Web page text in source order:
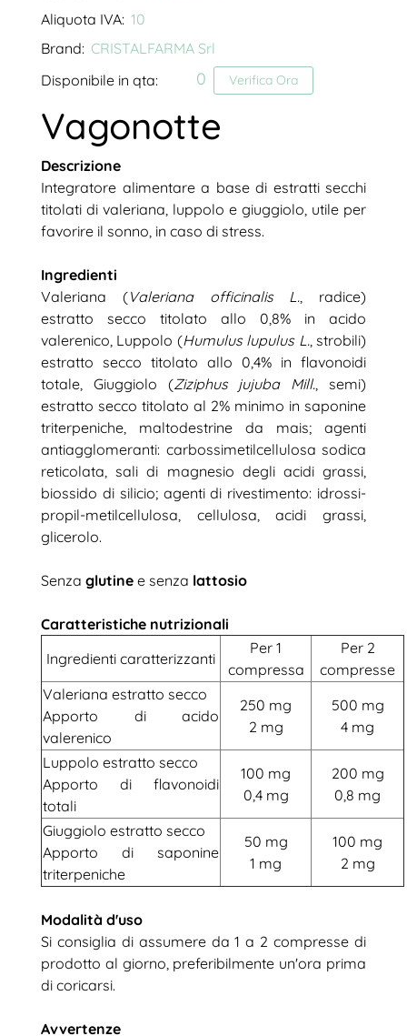
Aliquota IVA: 10
Brand: CRISTALFARMA Srl
Disponibile in qta:
Verifica Ora
0
Vagonotte
Descrizione
Integratore alimentare a base di estratti secchi
titolati di valeriana, luppolo e giuggiolo, utile per
favorire il sonno, in caso di stress.
Ingredienti
Valeriana (Valeriana officinalis L. , radice)
estratto secco titolato allo 0,8% in acido
valerenico, Luppolo (Humulus lupulus L., strobili)
estratto secco titolato allo 0,4% in flavonoidi
totale, Giuggiolo (Ziziphus jujuba Mill. , semi)
estratto secco titolato al 2% minimo in saponine
triterpeniche, maltodestrine da mais; agenti
antiagglomeranti: carbossimetilcellulosa sodica
reticolata, sali di magnesio degli acidi grassi,
biossido di silicio; agenti di rivestimento: idrossi-
propil-metilcellulosa, cellulosa, acidi grassi,
glicerolo.
Senza glutine e senza lattosio
Caratteristiche nutrizionali
Ingredienti caratterizzanti
Per 1
compressa
Per 2
compresse
Valeriana estratto secco
Apporto di acido
valerenico
250 mg
2 mg
500 mg
4 mg
Luppolo estratto secco
Apporto di flavonoidi
totali
100 mg
0,4 mg
200 mg
0,8 mg
Giuggiolo estratto secco
Apporto di saponine
triterpeniche
50 mg
1 mg
100 mg
2 mg
Modalità d'uso
Si consiglia di assumere da 1 a 2 compresse di
prodotto al giorno, preferibilmente un'ora prima
di coricarsi.
Avvertenze